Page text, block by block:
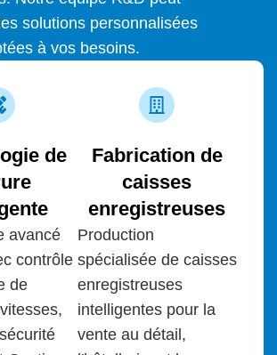
solutions personnalisées
à vos besoins.
de
avancé
contrôle
de
Fabrication de
caisses
enregistreuses
Production
spécialisée de caisses
enregistreuses
intelligentes pour la
vente au détail,